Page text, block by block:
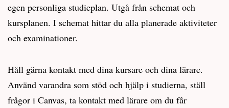
egen personliga studieplan. Utgå från schemat och
kursplanen. I schemat hittar du alla planerade aktiviteter
och examinationer.
Håll gärna kontakt med dina kursare och dina lärare.
Använd varandra som stöd och hjälp i studierna, ställ
frågor i Canvas, ta kontakt med lärare om du får